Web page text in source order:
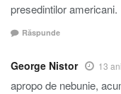
presedintilor americani.
Răspunde
George Nistor 13
apropo de nebunie,